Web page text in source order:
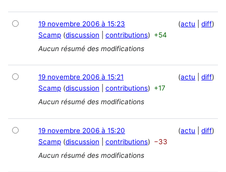
actu diff
19 novembre 2006 à 15:23
Scamp discussion contributions
+54
Aucun résumé des modifications
actu diff
19 novembre 2006 à 15:21
Scamp discussion contributions
+17
Aucun résumé des modifications
actu diff
19 novembre 2006 à 15:20
Scamp discussion contributions
−33
Aucun résumé des modifications